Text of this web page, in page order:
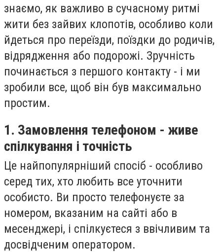
знаємо, як важливо в сучасному ритмі
жити без зайвих клопотів, особливо коли
йдеться про переїзди, поїздки до родичів,
відрядження або подорожі. Зручність
починається з першого контакту - і ми
зробили все, щоб він був максимально
простим.
1. Замовлення телефоном - живе
спілкування і точність
Це найпопулярніший спосіб - особливо
серед тих, хто любить все уточнити
особисто. Ви просто телефонуєте за
номером, вказаним на сайті або в
месенджері, і спілкуєтеся з ввічливим та
досвідченим оператором.